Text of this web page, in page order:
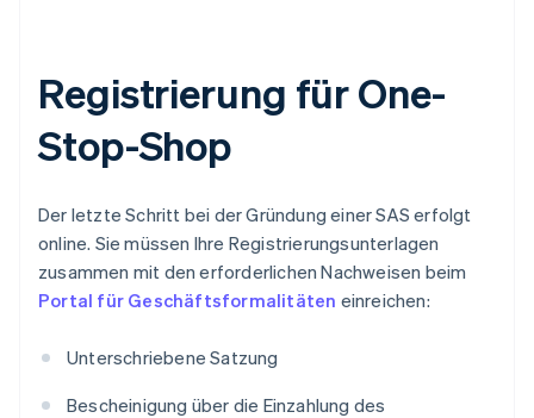
Registrierung für One-
Stop-Shop
Der letzte Schritt bei der Gründung einer SAS erfolgt
online. Sie müssen Ihre Registrierungsunterlagen
zusammen mit den erforderlichen Nachweisen beim
Portal für Geschäftsformalitäten einreichen:
Unterschriebene Satzung
Bescheinigung über die Einzahlung des